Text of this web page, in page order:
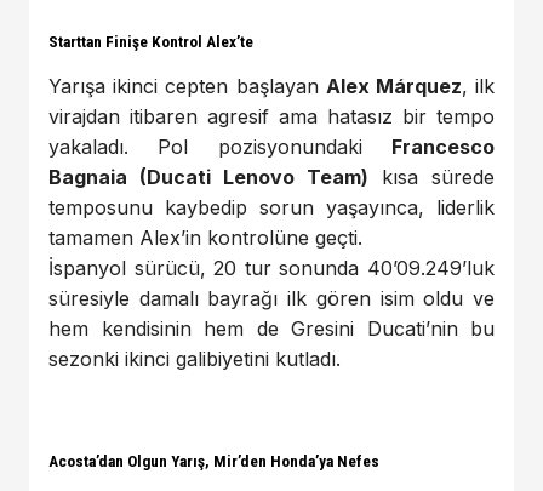
Starttan Finişe Kontrol Alex’te
Yarışa ikinci cepten başlayan Alex Márquez, ilk
virajdan itibaren agresif ama hatasız bir tempo
yakaladı. Pol pozisyonundaki Francesco
Bagnaia (Ducati Lenovo Team) kısa sürede
temposunu kaybedip sorun yaşayınca, liderlik
tamamen Alex’in kontrolüne geçti.
İspanyol sürücü, 20 tur sonunda 40’09.249’luk
süresiyle damalı bayrağı ilk gören isim oldu ve
hem kendisinin hem de Gresini Ducati’nin bu
sezonki ikinci galibiyetini kutladı.
Acosta’dan Olgun Yarış, Mir’den Honda’ya Nefes